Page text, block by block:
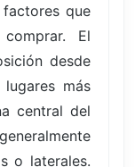
que
El
desde
más
central del
o laterales.